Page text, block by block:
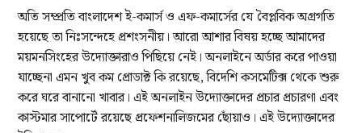
অতি সম্প্রতি বাংলাদেশ ই-কমার্স ও এফ-কমার্সের যে বৈপ্লবিক অগ্রগতি
হয়েছে তা নিঃসন্দেহে প্রশংসনীয়। আরো আশার বিষয় হচ্ছে আমাদের
ময়মনসিংহের উদ্যোক্তারাও পিছিয়ে নেই। অনলাইনে অর্ডার করে পাওয়া
যাচ্ছেনা এমন খুব কম প্রোডাক্ট কি রয়েছে, বিদেশি কসমেটিক্স থেকে শুরু
করে ঘরে বানানো খাবার। এই অনলাইন উদ্যোক্তাদের প্রচার প্রচারণা এবং
কাস্টমার সাপোর্টে রয়েছে প্রফেশনালিজমের ছোঁয়াও। এই উদ্যোক্তাদের